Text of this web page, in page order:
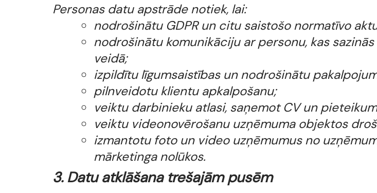
Personas datu apstrāde notiek, lai:
nodrošinātu GDPR un citu saistošo normatīvo
nodrošinātu komunikāciju ar personu, kas
veidā;
izpildītu līgumsaistības un nodrošinātu
pilnveidotu klientu apkalpošanu;
veiktu darbinieku atlasi, saņemot CV un
veiktu videonovērošanu uzņēmuma objektos
izmantotu foto un video uzņēmumus no
mārketinga nolūkos.
3. Datu atklāšana trešajām pusēm